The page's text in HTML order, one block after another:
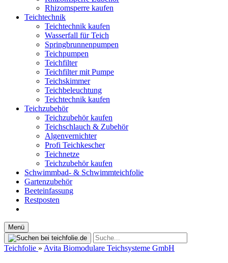
Rhizomsperre kaufen
Teichtechnik
Teichtechnik kaufen
Wasserfall für Teich
Springbrunnenpumpen
Teichpumpen
Teichfilter
Teichfilter mit Pumpe
Teichskimmer
Teichbeleuchtung
Teichtechnik kaufen
Teichzubehör
Teichzubehör kaufen
Teichschlauch & Zubehör
Algenvernichter
Profi Teichkescher
Teichnetze
Teichzubehör kaufen
Schwimmbad- & Schwimmteichfolie
Gartenzubehör
Beeteinfassung
Restposten
Menü
Teichfolie » Avita Biomodulare Teichsysteme GmbH